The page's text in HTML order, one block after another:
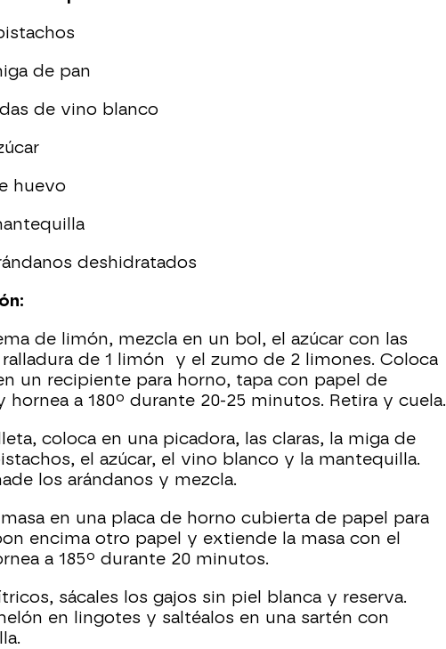
de pan
de vino blanco
huevo
deshidratados
de limón, mezcla en un bol, el azúcar con las
ralladura de 1 limón y el zumo de 2 limones. Coloca
un recipiente para horno, tapa con papel de
hornea a 180º durante 20-25 minutos. Retira y cuela.
coloca en una picadora, las claras, la miga de
el azúcar, el vino blanco y la mantequilla.
los arándanos y mezcla.
en una placa de horno cubierta de papel para
encima otro papel y extiende la masa con el
a 185º durante 20 minutos.
sácales los gajos sin piel blanca y reserva.
en lingotes y saltéalos en una sartén con